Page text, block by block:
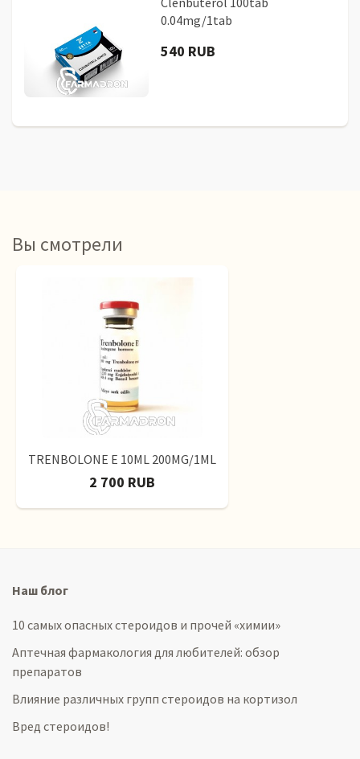
0.04mg/1tab
540 RUB
Вы смотрели
TRENBOLONE E 10ML 200MG/1ML
2 700 RUB
Наш блог
10 самых опасных стероидов и прочей «химии»
Аптечная фармакология для любителей: обзор
препаратов
Влияние различных групп стероидов на кортизол
Вред стероидов!